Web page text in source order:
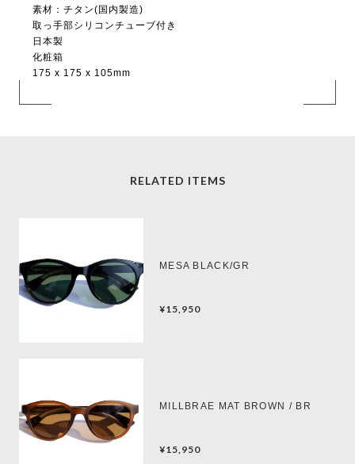
素材：チタン(国内製造)
取っ手部シリコンチューブ付き
日本製
化粧箱
175 x 175 x 105mm
RELATED ITEMS
MESA BLACK/GR
¥15,950
MILLBRAE MAT BROWN / BR
¥15,950